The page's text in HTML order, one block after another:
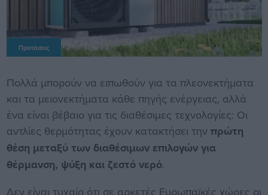
Προτάσεις
Πολλά μπορούν να ειπωθούν για τα πλεονεκτήματα
και τα μειονεκτήματα κάθε πηγής ενέργειας, αλλά
ένα είναι βέβαιο για τις διαθέσιμες τεχνολογίες: Οι
αντλίες θερμότητας έχουν κατακτήσει την πρώτη
θέση μεταξύ των διαθέσιμων επιλογών για
θέρμανση, ψύξη και ζεστό νερό.
Δεν είναι τυχαίο ότι σε αρκετές Ευρωπαϊκές χώρες οι